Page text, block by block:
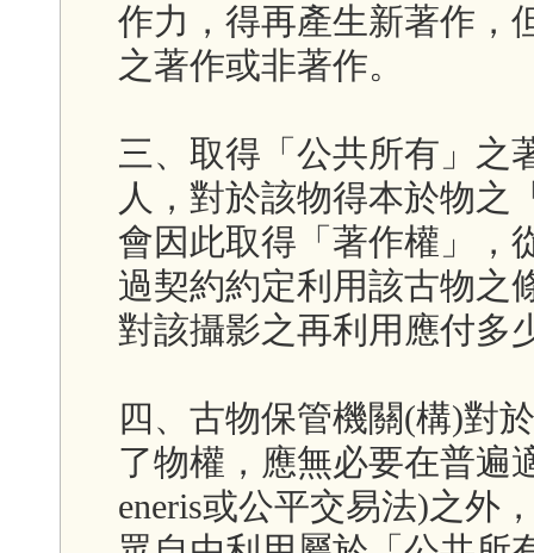
作力，得再產生新著作，
之著作或非著作。
三、取得「公共所有」之
人，對於該物得本於物之
會因此取得「著作權」，
過契約約定利用該古物之
對該攝影之再利用應付多
四、古物保管機關(構)對
了物權，應無必要在普遍
eneris或公平交易法)之外